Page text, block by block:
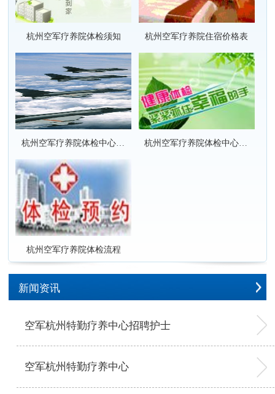
杭州空军疗养院体检须知 杭州空军疗养院住宿价格表
杭州空军疗养院体检中心套餐项目价格表 杭州空军疗养院体检中心套餐项目团队优惠价格表
杭州空军疗养院体检流程
新闻资讯
空军杭州特勤疗养中心招聘护士
空军杭州特勤疗养中心